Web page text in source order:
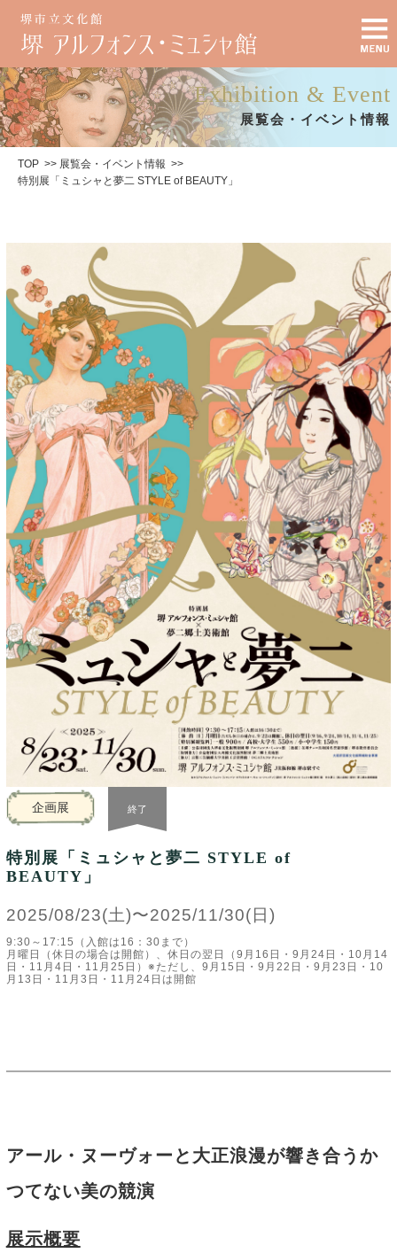
Exhibition & Event
展覧会・イベント情報
TOP
展覧会・イベント情報
特別展「ミュシャと夢二 STYLE of BEAUTY」
企画展 終了
特別展「ミュシャと夢二 STYLE of
BEAUTY」
2025/08/23(土)〜2025/11/30(日)
9:30～17:15（入館は16：30まで）
月曜日（休日の場合は開館）、休日の翌日（9月16日・9月24日・10月14
日・11月4日・11月25日）※ただし、9月15日・9月22日・9月23日・10
月13日・11月3日・11月24日は開館
アール・ヌーヴォーと大正浪漫が響き合うか
つてない美の競演
展示概要